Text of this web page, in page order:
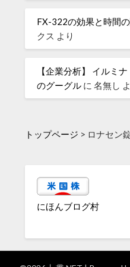
FX-322の効果と時間
クス より
【企業分析】 イルミ
のグーグル に名無し
トップページ > ロナセン
にほんブログ村